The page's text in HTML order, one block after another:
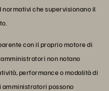
che supervisionano il
con il proprio motore di
non notano
performance o modalità di
amministratori possono